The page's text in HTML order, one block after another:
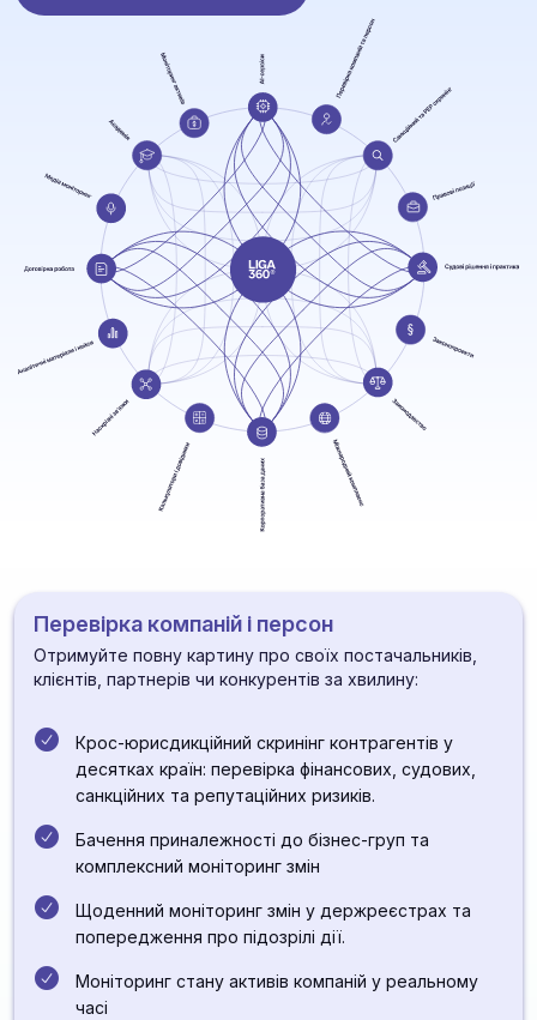
Перевірка компаній і персон
Отримуйте повну картину про своїх постачальників,
клієнтів, партнерів чи конкурентів за хвилину:
Крос-юрисдикційний скринінг контрагентів у
десятках країн: перевірка фінансових, судових,
санкційних та репутаційних ризиків.
Бачення приналежності до бізнес-груп та
комплексний моніторинг змін
Щоденний моніторинг змін у держреєстрах та
попередження про підозрілі дії.
Моніторинг стану активів компаній у реальному
часі